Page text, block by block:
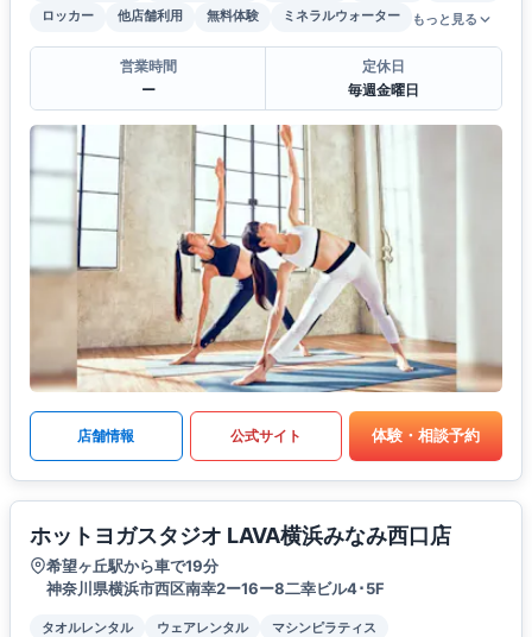
ロッカー
他店舗利用 無料体験 ミネラルウォーター もっと見る
営業時間
ー
定休日
毎週金曜日
店舗情報 公式サイト 体験・相談予約
ホットヨガスタジオ LAVA横浜みなみ西口店
希望ヶ丘駅から車で19分
神奈川県横浜市西区南幸2ー16ー8二幸ビル4･5F
タオルレンタル ウェアレンタル
マシンピラティス